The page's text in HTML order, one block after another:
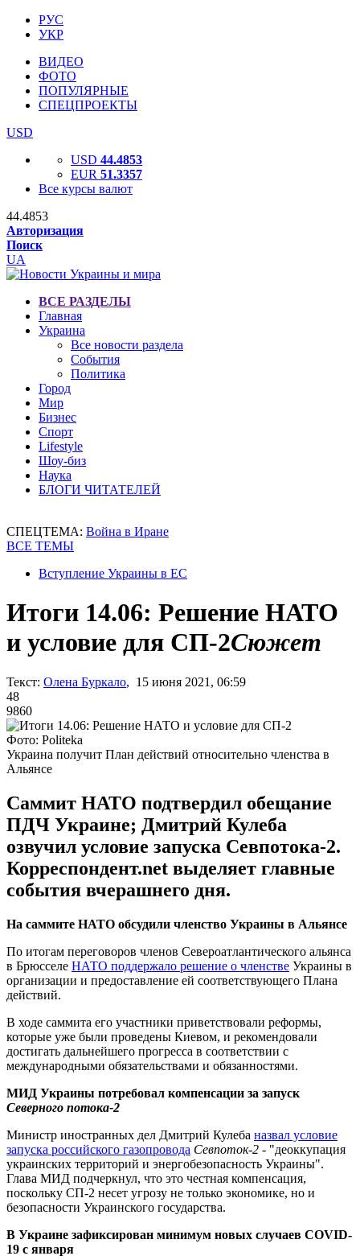
РУС
УКР
ВИДЕО
ФОТО
ПОПУЛЯРНЫЕ
СПЕЦПРОЕКТЫ
USD
USD 44.4853
EUR 51.3357
Все курсы валют
44.4853
Авторизация
Поиск
UA
ВСЕ РАЗДЕЛЫ
Главная
Украина
Все новости раздела
События
Политика
Город
Мир
Бизнес
Спорт
Lifestyle
Шоу-биз
Наука
БЛОГИ ЧИТАТЕЛЕЙ
СПЕЦТЕМА: Война в Иране
ВСЕ ТЕМЫ
Вступление Украины в ЕС
Итоги 14.06: Решение НАТО
и условие для СП-2Сюжет
Текст: Олена Буркало, 15 июня 2021, 06:59
48
9860
Фото: Politeka
Украина получит План действий относительно членства в
Альянсе
Саммит НАТО подтвердил обещание
ПДЧ Украине; Дмитрий Кулеба
озвучил условие запуска Севпотока-2.
Корреспондент.net выделяет главные
события вчерашнего дня.
На саммите НАТО обсудили членство Украины в Альянсе
По итогам переговоров членов Североатлантического альянса
в Брюсселе НАТО поддержало решение о членстве Украины в
организации и предоставление ей соответствующего Плана
действий.
В ходе саммита его участники приветствовали реформы,
которые уже были проведены Киевом, и рекомендовали
достигать дальнейшего прогресса в соответствии с
международными обязательствами и обязанностями.
МИД Украины потребовал компенсации за запуск
Северного потока-2
Министр иностранных дел Дмитрий Кулеба назвал условие
запуска российского газопровода Севпоток-2 - "деоккупация
украинских территорий и энергобезопасность Украины".
Глава МИД подчеркнул, что это честная компенсация,
поскольку СП-2 несет угрозу не только экономике, но и
безопасности Украинского государства.
В Украине зафиксирован минимум новых случаев COVID-
19 с января